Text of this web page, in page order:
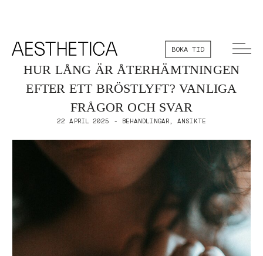
BOKA TID
HUR LÅNG ÄR ÅTERHÄMTNINGEN
EFTER ETT BRÖSTLYFT? VANLIGA
FRÅGOR OCH SVAR
22 APRIL 2025 - BEHANDLINGAR, ANSIKTE